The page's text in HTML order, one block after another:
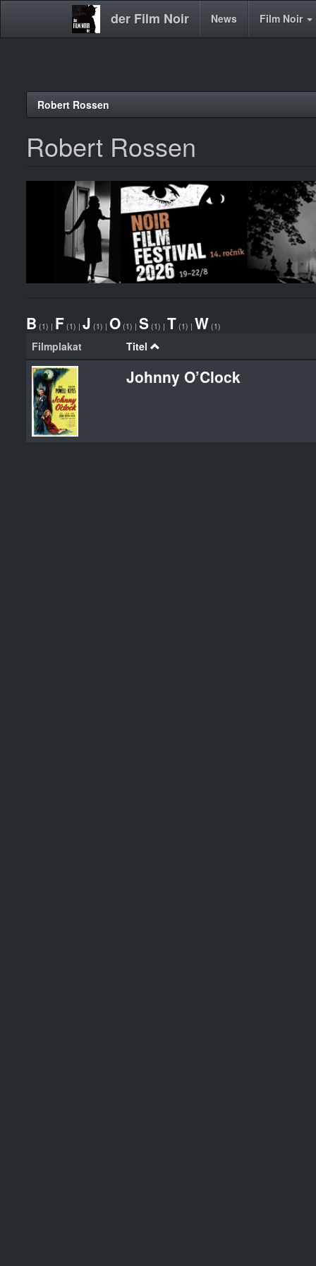
der Film Noir
Main News Film Noir
Robert Rossen
Robert Rossen
B (1) | F (1) | J (1) | O (1) | S (1) | T (1) | W (1)
Filmplakat Titel
Johnny O’Clock